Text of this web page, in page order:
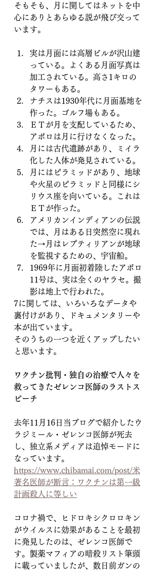
そもそも、月に関してはネットを中
心にありとあらゆる説が飛び交って
います。
実は月面には高層ビルが沢山建
っている。よくある月面写真は
加工されている。高さ1キロの
タワーもある。
ナチスは1930年代に月面基地を
作った。ゴルフ場もある。
ＥＴが月を支配しているため、
アポロは月に行けなくなった。
月には古代遺跡があり、ミイラ
化した人体が発見されている。
月にはピラミッドがあり、地球
や火星のピラミッドと同様にシ
リウス座を向いている。これは
ＥＴが作った。
アメリカンインディアンの伝説
では、月はある日突然空に現れ
た→月はレプティリアンが地球
を監視するための、宇宙船。
1969年に月面初着陸したアポロ
11号は、実は全くのヤラセ。撮
影は地上で行われた。
7に関しては、いろいろなデータや
裏付けがあり、ドキュメンタリーや
本が出ています。
そのうちの一つを近くアップしたい
と思います。
ワクチン批判・独自の治療で人々を
救ってきたゼレンコ医師のラストス
ピーチ
去年11月16日当ブログで紹介したウ
ラジミール・ゼレンコ医師が死去
し、独立系メディアは追悼モードに
なっています。
https://www.chibamai.com/post/米
著名医師が断言：ワクチンは第一級
計画殺人に等しい
コロナ禍で、ヒドロキシクロロキン
がウイルスに効果があることを最初
に発見したのは、ゼレンコ医師で
す。製薬マフィアの暗殺リスト筆頭
に載っていましたが、数日前ガンの